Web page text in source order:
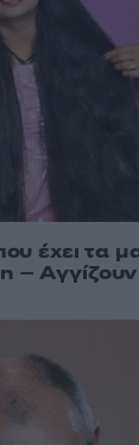
έχει τα
–